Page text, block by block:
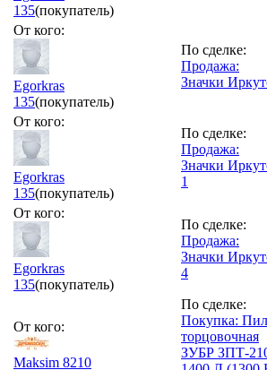
135(покупатель)
От кого:
Egorkras
135(покупатель)
По сделке:
Продажа:
Значки
От кого:
Egorkras
135(покупатель)
По сделке:
Продажа:
Значки
1
От кого:
Egorkras
135(покупатель)
По сделке:
Продажа:
Значки
4
От кого:
Maksim 8210
По сделке:
Покупка:
торцовочная
ЗУБР ЗПТ-